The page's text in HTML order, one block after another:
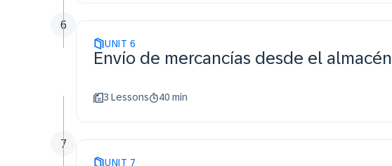
UNIT 6
Envío de mercancías desde el almacén
3 Lessons 40 min
6
UNIT 7
7